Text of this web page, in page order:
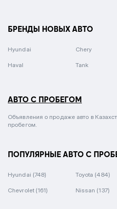
БРЕНДЫ НОВЫХ АВТО
Hyundai Chery
Haval Tank
АВТО С ПРОБЕГОМ
Объявления о продаже авто в
пробегом.
ПОПУЛЯРНЫЕ АВТО С
Hyundai (748) Toyota (484)
Chevrolet (161) Nissan (137)